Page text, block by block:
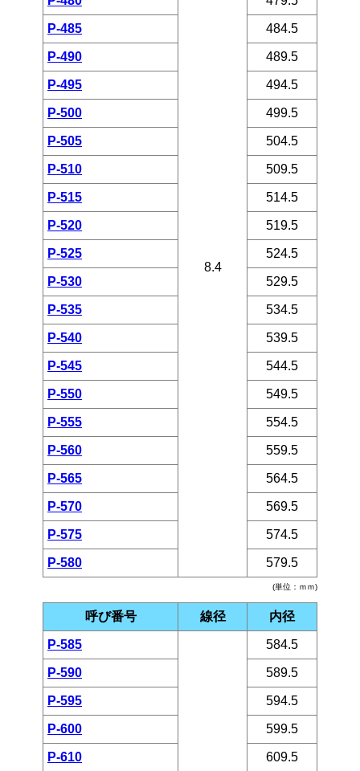
(単位：ｍｍ)
8.4
P-485 484.5
P-490 489.5
P-495 494.5
P-500 499.5
P-505 504.5
P-510 509.5
P-515 514.5
P-520 519.5
P-525 524.5
P-530 529.5
P-535 534.5
P-540 539.5
P-545 544.5
P-550 549.5
P-555 554.5
P-560 559.5
P-565 564.5
P-570 569.5
P-575 574.5
P-580 579.5
呼び番号 線径 内径
P-585 584.5
P-590 589.5
P-595 594.5
P-600 599.5
P-610 609.5